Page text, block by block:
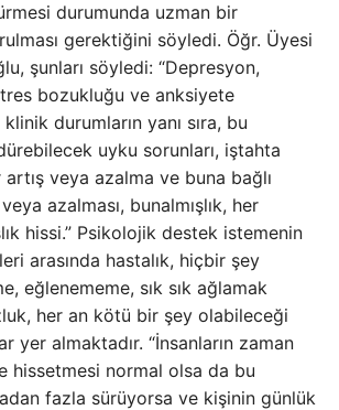
durumunda uzman bir
gerektiğini söyledi. Öğr. Üyesi
şunları söyledi: “Depresyon,
bozukluğu ve anksiyete
durumların yanı sıra, bu
uyku sorunları, iştahta
veya azalma ve buna bağlı
azalması, bunalmışlık, her
hissi.” Psikolojik destek istemenin
arasında hastalık, hiçbir şey
eğlenememe, sık sık ağlamak
her an kötü bir şey olabileceği
yer almaktadır. “İnsanların zaman
hissetmesi normal olsa da bu
fazla sürüyorsa ve kişinin günlük